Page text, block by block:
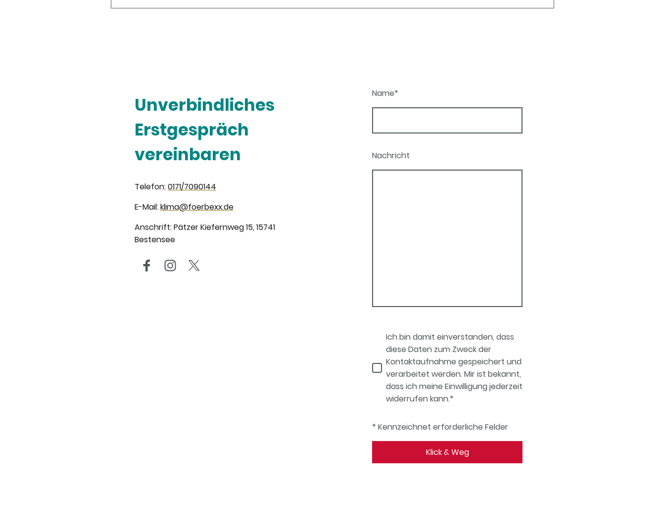
Unverbindliches
Erstgespräch
vereinbaren
Telefon:0171/7090144
E-Mail:klima@foerbexx.de
Anschrift: Pätzer Kiefernweg 15, 15741
Bestensee
Name*
Nachricht
Ich bin damit einverstanden, dass
diese Daten zum Zweck der
Kontaktaufnahme gespeichert und
verarbeitet werden. Mir ist bekannt,
dass ich meine Einwilligung jederzeit
widerrufen kann.*
* Kennzeichnet erforderliche Felder
Klick & Weg